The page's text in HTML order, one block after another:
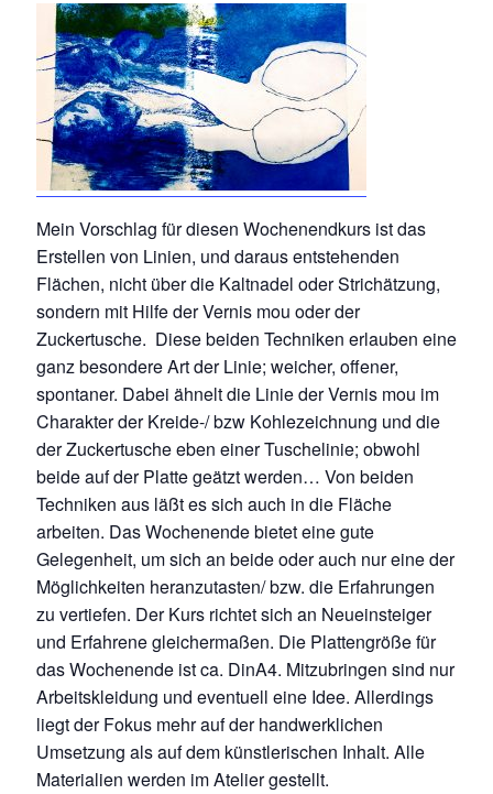
Mein Vorschlag für diesen Wochenendkurs ist das
Erstellen von Linien, und daraus entstehenden
Flächen, nicht über die Kaltnadel oder Strichätzung,
sondern mit Hilfe der Vernis mou oder der
Zuckertusche. Diese beiden Techniken erlauben eine
ganz besondere Art der Linie; weicher, offener,
spontaner. Dabei ähnelt die Linie der Vernis mou im
Charakter der Kreide-/ bzw Kohlezeichnung und die
der Zuckertusche eben einer Tuschelinie; obwohl
beide auf der Platte geätzt werden… Von beiden
Techniken aus läßt es sich auch in die Fläche
arbeiten. Das Wochenende bietet eine gute
Gelegenheit, um sich an beide oder auch nur eine der
Möglichkeiten heranzutasten/ bzw. die Erfahrungen
zu vertiefen. Der Kurs richtet sich an Neueinsteiger
und Erfahrene gleichermaßen. Die Plattengröße für
das Wochenende ist ca. DinA4. Mitzubringen sind nur
Arbeitskleidung und eventuell eine Idee. Allerdings
liegt der Fokus mehr auf der handwerklichen
Umsetzung als auf dem künstlerischen Inhalt. Alle
Materialien werden im Atelier gestellt.